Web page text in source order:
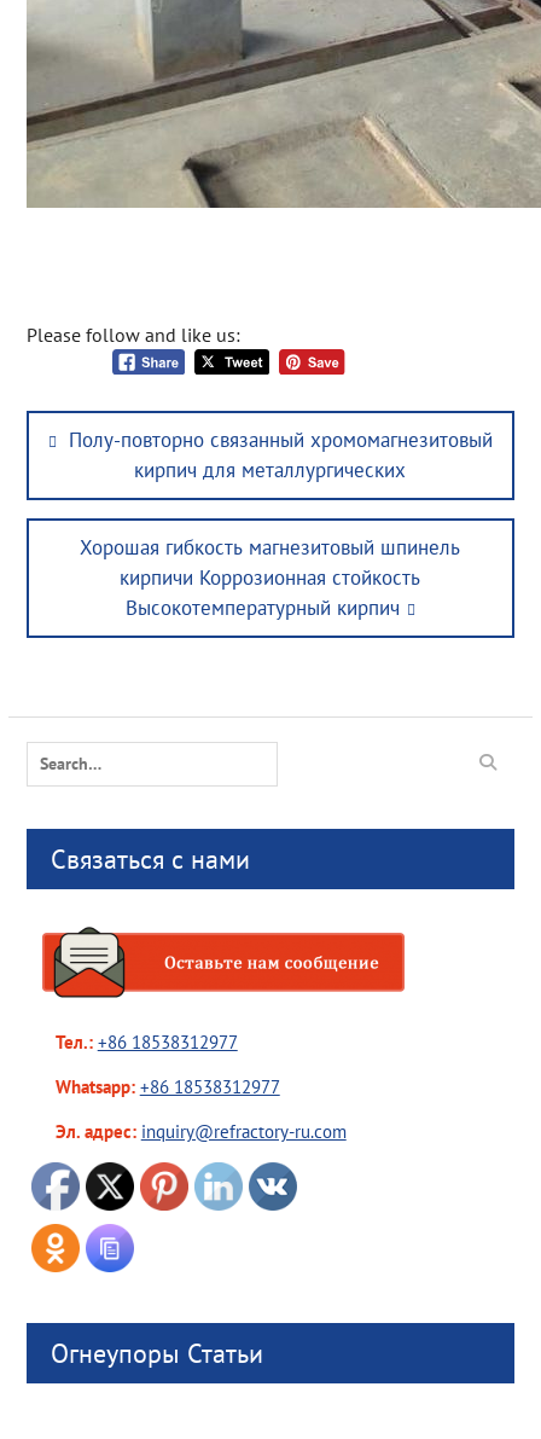
Please follow and like us:
Post
navigation
Previous
Полу-повторно связанный хромомагнезитовый
кирпич для металлургических
Next
Хорошая гибкость магнезитовый шпинель
кирпичи Коррозионная стойкость
Высокотемпературный кирпич
Search
Связаться с нами
Тел.: +86 18538312977
Whatsapp: +86 18538312977
Эл. адрес: inquiry@refractory-ru.com
Огнеупоры Статьи